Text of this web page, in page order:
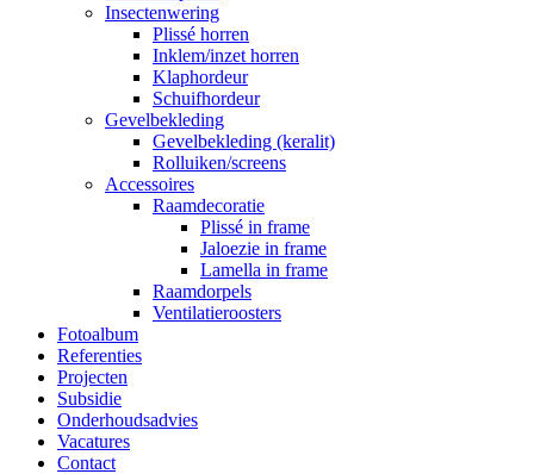
Insectenwering
Plissé horren
Inklem/inzet horren
Klaphordeur
Schuifhordeur
Gevelbekleding
Gevelbekleding (keralit)
Rolluiken/screens
Accessoires
Raamdecoratie
Plissé in frame
Jaloezie in frame
Lamella in frame
Raamdorpels
Ventilatieroosters
Fotoalbum
Referenties
Projecten
Subsidie
Onderhoudsadvies
Vacatures
Contact